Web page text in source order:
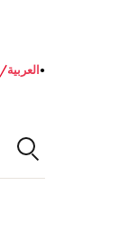
/العربية●